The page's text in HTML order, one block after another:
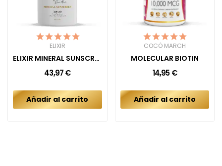
ELIXIR
ELIXIR MINERAL SUNSCREEN
43,97 €
Añadir al carrito
COCÓ MARCH
MOLECULAR BIOTIN
14,95 €
Añadir al carrito